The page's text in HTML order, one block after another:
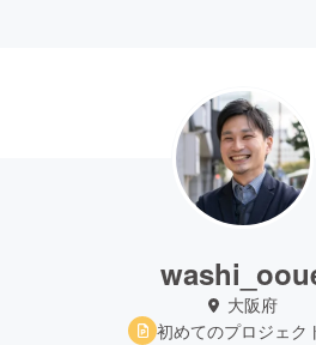
大阪府
初めてのプロジェク